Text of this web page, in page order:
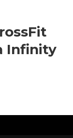
Infinity